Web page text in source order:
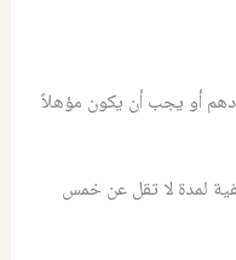
أو يجب أن يكون مؤهلاً
لمدة لا تقل عن خمس